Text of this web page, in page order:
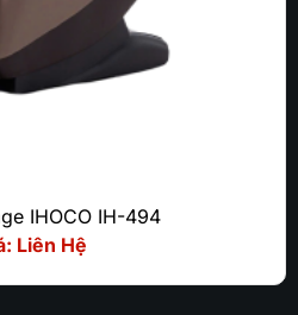
IHOCO IH-494
Liên Hệ